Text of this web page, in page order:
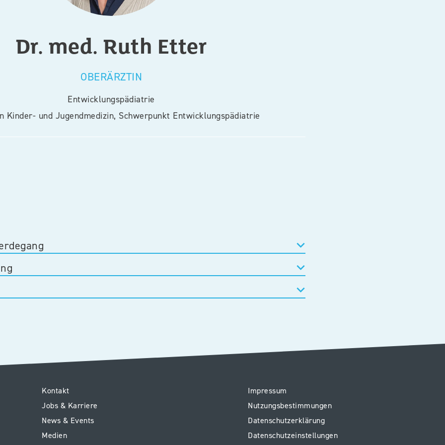
Dr. med. Ruth Etter
OBERÄRZTIN
Entwicklungspädiatrie
Kinder- und Jugendmedizin, Schwerpunkt Entwicklungspädiatrie
Service
Kinderspital
Kontakt
Jobs & Karriere
News & Events
Medien
Legal
Impressum
Nutzungsbestimmungen
Datenschutzerklärung
Datenschutzeinstellungen